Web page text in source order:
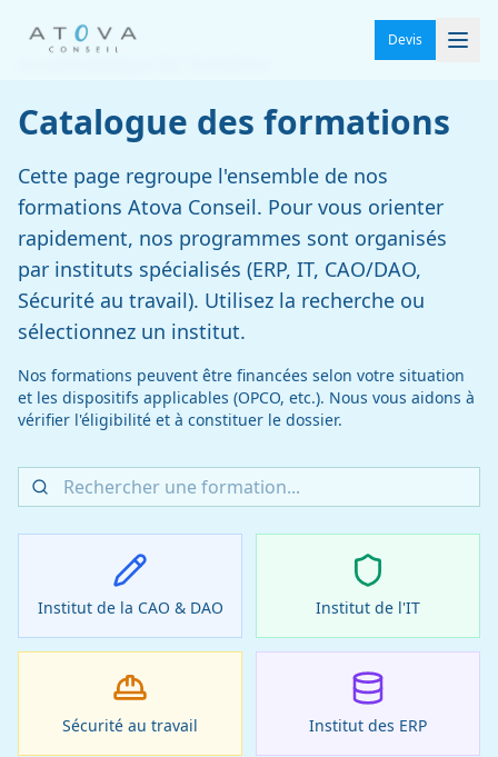
Devis
Catalogue des formations
Cette page regroupe l'ensemble de nos
formations Atova Conseil. Pour vous orienter
rapidement, nos programmes sont organisés
par instituts spécialisés (ERP, IT, CAO/DAO,
Sécurité au travail). Utilisez la recherche ou
sélectionnez un institut.
Nos formations peuvent être financées selon votre situation
et les dispositifs applicables (OPCO, etc.). Nous vous aidons à
vérifier l'éligibilité et à constituer le dossier.
Institut de la CAO & DAO Institut de l'IT
Sécurité au travail Institut des ERP